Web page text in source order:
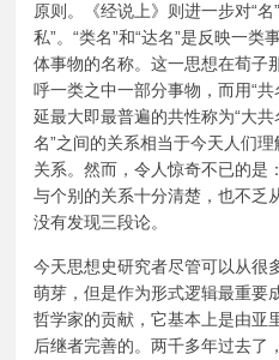
原则。《经说上》则进一步对“名
私”。“类名”和“达名”是反映一类
体事物的名称。这一思想在荀子
呼一类之中一部分事物，而用“
延最大即最普遍的共性称为“大共
名”之间的关系相当于今天人们理
关系。然而，令人惊奇不已的是
与个别的关系十分清楚，也不乏
没有发现三段论。
今天思想史研究者尽管可以从很
萌芽，但是作为形式逻辑最重要
哲学家的贡献，它基本上是由亚
后继者完善的。两千多年过去了